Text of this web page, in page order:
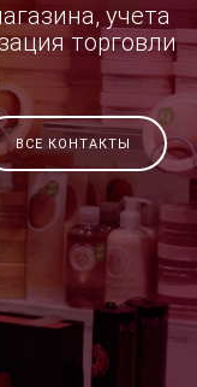
учета
торговли
ВСЕ КОНТАКТЫ